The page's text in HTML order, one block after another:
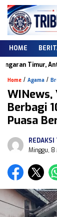
HOME
Timur,
Home / Agama /
WINews,
Berbagi
Puasa
REDAKSI
Minggu,